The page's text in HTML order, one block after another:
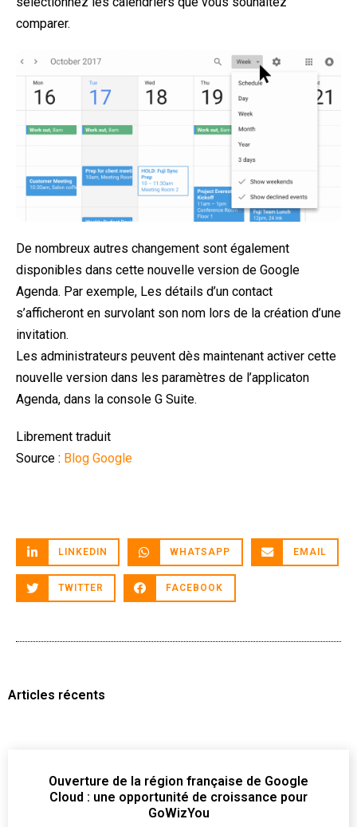
comparer.
De nombreux autres changement sont également
disponibles dans cette nouvelle version de Google
Agenda. Par exemple, Les détails d’un contact
s’afficheront en survolant son nom lors de la création d’une
invitation.
Les administrateurs peuvent dès maintenant activer cette
nouvelle version dans les paramètres de l’applicaton
Agenda, dans la console G Suite.
Librement traduit
Source : Blog Google
LINKEDIN WHATSAPP EMAIL
TWITTER FACEBOOK
Articles récents
Ouverture de la région française de Google
Cloud : une opportunité de croissance pour
GoWizYou